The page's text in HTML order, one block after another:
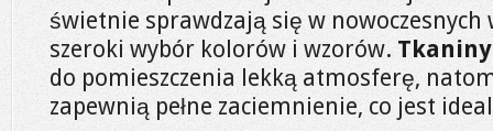
świetnie sprawdzają się w
szeroki wybór kolorów i wzorów.
do pomieszczenia lekką atmosferę,
zapewnią pełne zaciemnienie, co jest